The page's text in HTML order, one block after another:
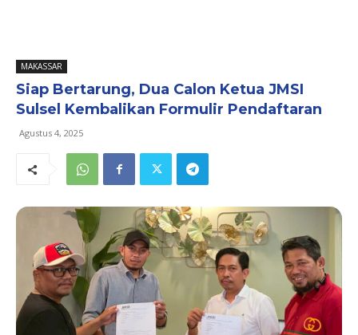
MAKASSAR
Siap Bertarung, Dua Calon Ketua JMSI
Sulsel Kembalikan Formulir Pendaftaran
Agustus 4, 2025